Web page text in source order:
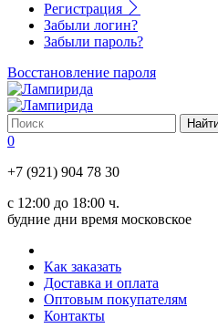
Регистрация
Забыли логин?
Забыли пароль?
Восстановление пароля
0
+7 (921) 904 78 30
с 12:00 до 18:00 ч.
будние дни время московское
Как заказать
Доставка и оплата
Оптовым покупателям
Контакты